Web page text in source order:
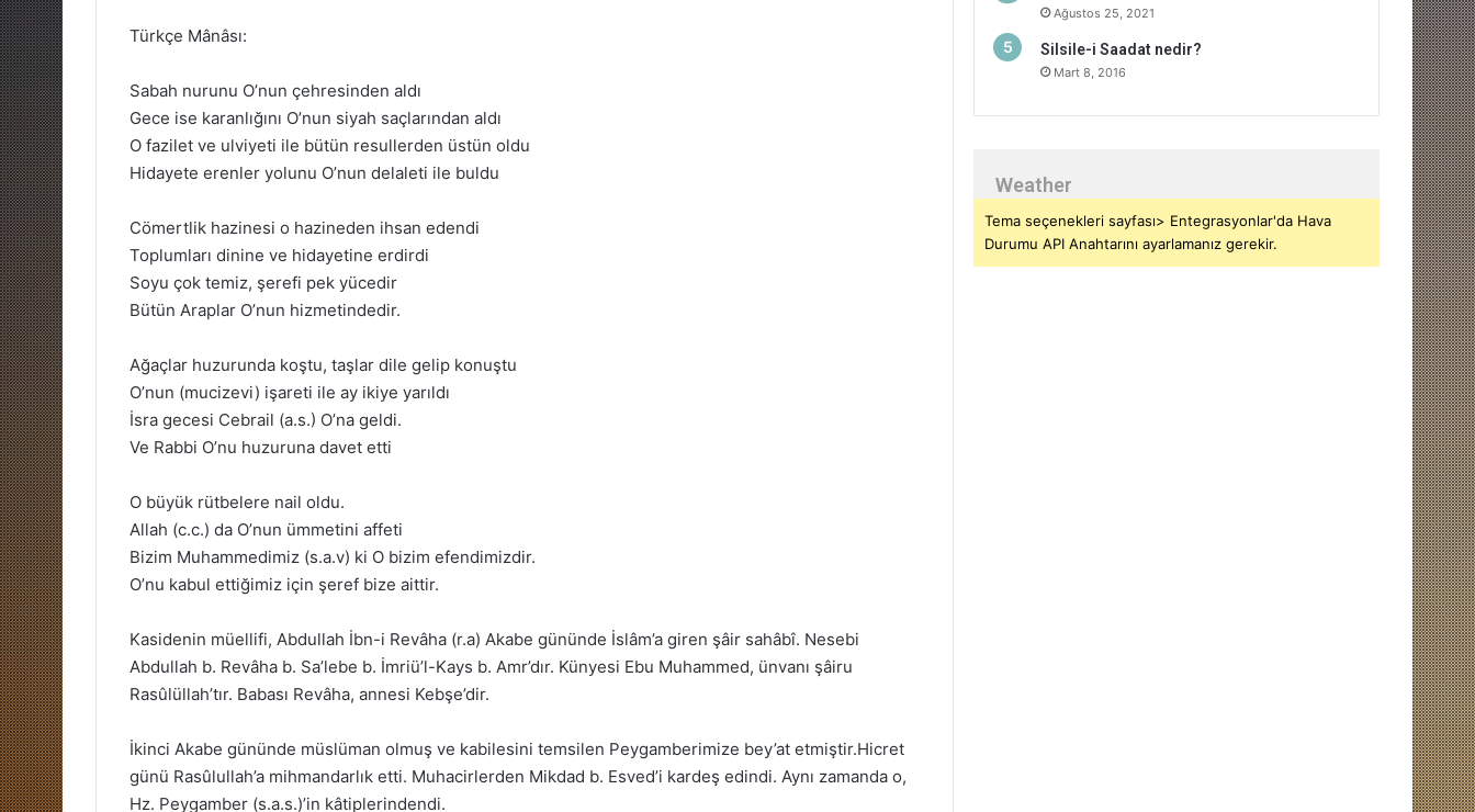
Türkçe Mânâsı:
Sabah nurunu O’nun çehresinden aldı
Gece ise karanlığını O’nun siyah saçlarından aldı
O fazilet ve ulviyeti ile bütün resullerden üstün oldu
Hidayete erenler yolunu O’nun delaleti ile buldu
Cömertlik hazinesi o hazineden ihsan edendi
Toplumları dinine ve hidayetine erdirdi
Soyu çok temiz, şerefi pek yücedir
Bütün Araplar O’nun hizmetindedir.
Ağaçlar huzurunda koştu, taşlar dile gelip konuştu
O’nun (mucizevi) işareti ile ay ikiye yarıldı
İsra gecesi Cebrail (a.s.) O’na geldi.
Ve Rabbi O’nu huzuruna davet etti
O büyük rütbelere nail oldu.
Allah (c.c.) da O’nun ümmetini affeti
Bizim Muhammedimiz (s.a.v) ki O bizim efendimizdir.
O’nu kabul ettiğimiz için şeref bize aittir.
Kasidenin müellifi, Abdullah İbn-i Revâha (r.a) Akabe gününde İslâm’a giren şâir sahâbî. Nesebi
Abdullah b. Revâha b. Sa’lebe b. İmriü’l-Kays b. Amr’dır. Künyesi Ebu Muhammed, ünvanı şâiru
Rasûlüllah’tır. Babası Revâha, annesi Kebşe’dir.
İkinci Akabe gününde müslüman olmuş ve kabilesini temsilen Peygamberimize bey’at etmiştir.Hicret
günü Rasûlullah’a mihmandarlık etti. Muhacirlerden Mikdad b. Esved’i kardeş edindi. Aynı zamanda o,
Hz. Peygamber (s.a.s.)’in kâtiplerindendi.
Ağustos 25, 2021
Silsile-i Saadat nedir?
Mart 8, 2016
Weather
Tema seçenekleri sayfası> Entegrasyonlar'da Hava
Durumu API Anahtarını ayarlamanız gerekir.